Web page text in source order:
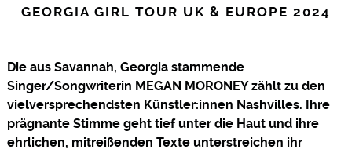
GEORGIA GIRL TOUR UK & EUROPE 2024
Die aus Savannah, Georgia stammende
Singer/Songwriterin MEGAN MORONEY zählt zu den
vielversprechendsten Künstler:innen Nashvilles. Ihre
prägnante Stimme geht tief unter die Haut und ihre
ehrlichen, mitreißenden Texte unterstreichen ihr